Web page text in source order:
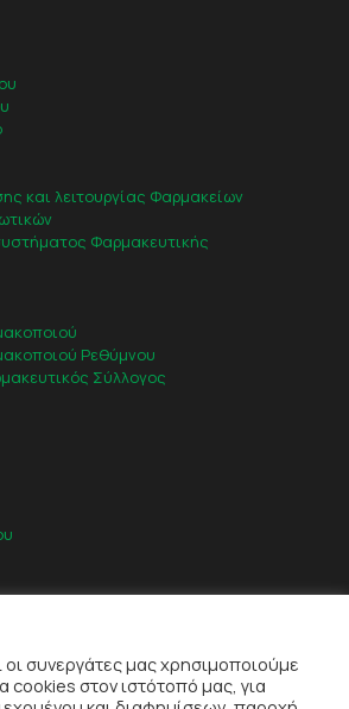
και λειτουργίας Φαρμακείων
Φαρμακευτικής
Ρεθύμνου
Σύλλογος
οι συνεργάτες μας χρησιμοποιούμε
cookies στον ιστότοπό μας, για